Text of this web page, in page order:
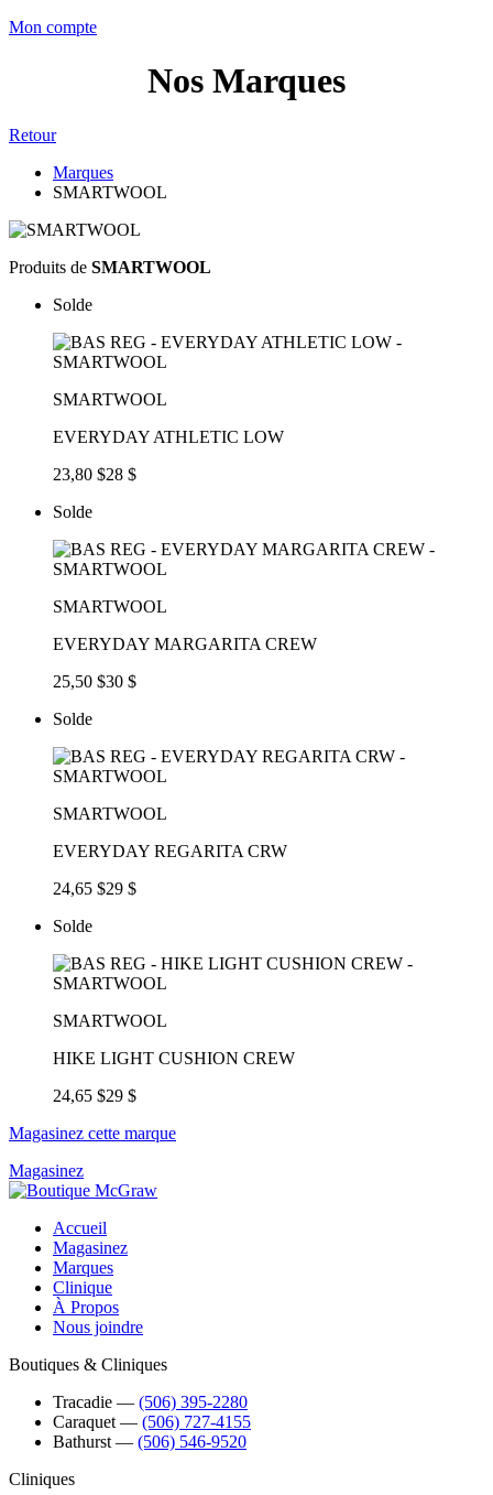
Mon compte
Nos Marques
Retour
Marques
SMARTWOOL
Produits de SMARTWOOL
Solde
SMARTWOOL
EVERYDAY ATHLETIC LOW
23,80 $28 $
Solde
SMARTWOOL
EVERYDAY MARGARITA CREW
25,50 $30 $
Solde
SMARTWOOL
EVERYDAY REGARITA CRW
24,65 $29 $
Solde
SMARTWOOL
HIKE LIGHT CUSHION CREW
24,65 $29 $
Magasinez cette marque
Magasinez
Accueil
Magasinez
Marques
Clinique
À Propos
Nous joindre
Boutiques & Cliniques
Tracadie ― (506) 395-2280
Caraquet ― (506) 727-4155
Bathurst ― (506) 546-9520
Cliniques